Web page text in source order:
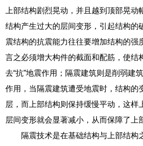
上部结构剧烈晃动，并且越到顶部晃动
结构产生过大的层间变形，引起结构的
震结构的抗震能力往往要增加结构的强
言之必须增大构件的截面和配筋，使结
去“抗”地震作用；隔震建筑则是削弱建
作用，当隔震建筑遭受地震时，结构的
层，而上部结构则保持缓慢平动，这样
层间变形就会显著减小，从而保障了上
隔震技术是在基础结构与上部结构